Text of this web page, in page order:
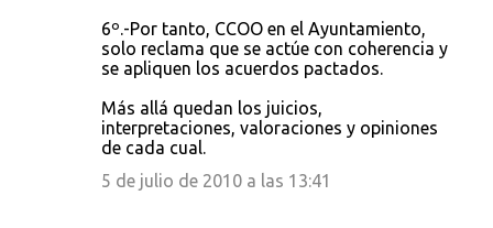
6º.-Por tanto, CCOO en el Ayuntamiento,
solo reclama que se actúe con coherencia y
se apliquen los acuerdos pactados.
Más allá quedan los juicios,
interpretaciones, valoraciones y opiniones
de cada cual.
5 de julio de 2010 a las 13:41